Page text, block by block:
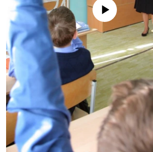
No media source currently